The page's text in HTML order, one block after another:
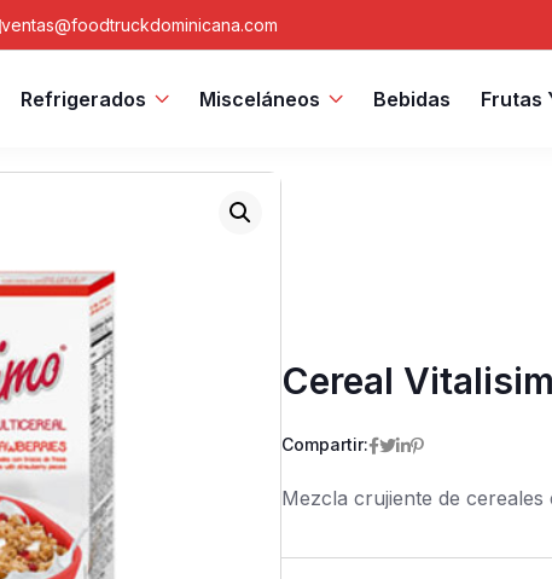
ventas@foodtruckdominicana.com
Refrigerados Misceláneos Bebidas Frutas
Cereal
Compartir:
Mezcla crujiente de